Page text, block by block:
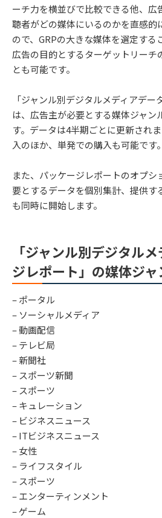
ーチ力を横並びで比較できる他、広
聴者がどの媒体にいるのかを直感的
ので、GRPの大きな媒体を選定す
広告の目的とするターゲットリーチ
とも可能です。
「ジャンル別デジタルメディアデー
は、広告主が必要とする媒体ジャン
す。データは4半期ごとに更新され
入のほか、単発での購入も可能です。
また、パッケージレポートのオプシ
要とするデータを個別集計、提供す
も同時に開始します。
「ジャンル別デジタル
ジレポート」の媒体ジャ
– ポータル
– ソーシャルメディア
– 動画配信
– テレビ局
– 新聞社
– スポーツ新聞
– スポーツ
– キュレーション
– ビジネスニュース
– ITビジネスニュース
– 女性
– ライフスタイル
– スポーツ
– エンターティンメント
– ゲーム